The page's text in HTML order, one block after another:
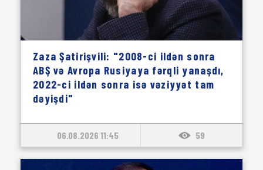
Zaza Şatirişvili: "2008-ci ildən sonra
ABŞ və Avropa Rusiyaya fərqli yanaşdı,
2022-ci ildən sonra isə vəziyyət tam
dəyişdi"
06.08.2026 11:45 59